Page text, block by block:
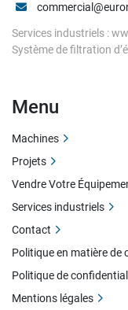
Services industriels :
Système de filtration
Menu
Machines
Projets
Vendre Votre
Services industriels
Contact
Politique en matière de
Politique de
Mentions légales